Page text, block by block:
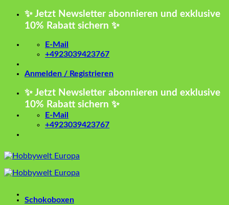
Zum
✨ Jetzt Newsletter abonnieren und exklusive
10% Rabatt sichern ✨
E-Mail
+4923039423767
Anmelden / Registrieren
✨ Jetzt Newsletter abonnieren und exklusive
10% Rabatt sichern ✨
E-Mail
+4923039423767
Schokoboxen